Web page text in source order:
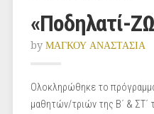
«Ποδηλατί-
by ΜΑΓΚΟΥ ΑΝΑΣΤΑΣΙΑ
Ολοκληρώθηκε το
μαθητών/τριών της Β΄ & ΣΤ΄